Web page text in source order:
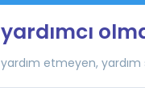
yardımcı
yardım etmeyen,